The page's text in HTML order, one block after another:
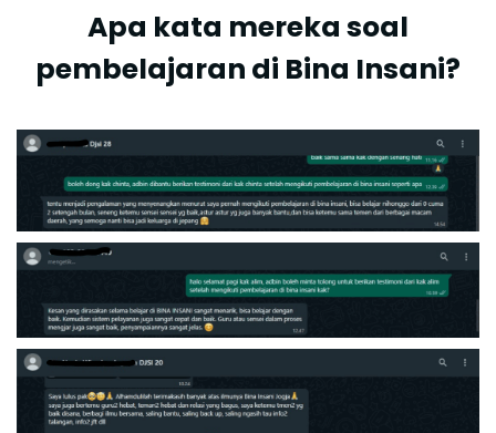
Apa kata mereka soal
pembelajaran di Bina Insani?